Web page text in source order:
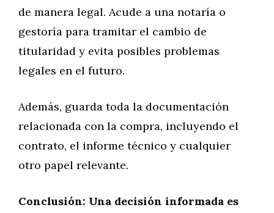
de manera legal. Acude a una notaría o
gestoría para tramitar el cambio de
titularidad y evita posibles problemas
legales en el futuro.
Además, guarda toda la documentación
relacionada con la compra, incluyendo el
contrato, el informe técnico y cualquier
otro papel relevante.
Conclusión: Una decisión informada es